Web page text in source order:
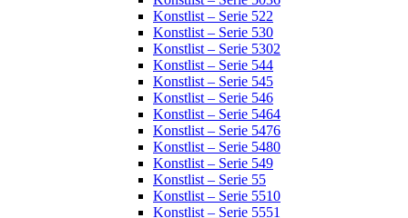
Konstlist – Serie 522
Konstlist – Serie 530
Konstlist – Serie 5302
Konstlist – Serie 544
Konstlist – Serie 545
Konstlist – Serie 546
Konstlist – Serie 5464
Konstlist – Serie 5476
Konstlist – Serie 5480
Konstlist – Serie 549
Konstlist – Serie 55
Konstlist – Serie 5510
Konstlist – Serie 5551